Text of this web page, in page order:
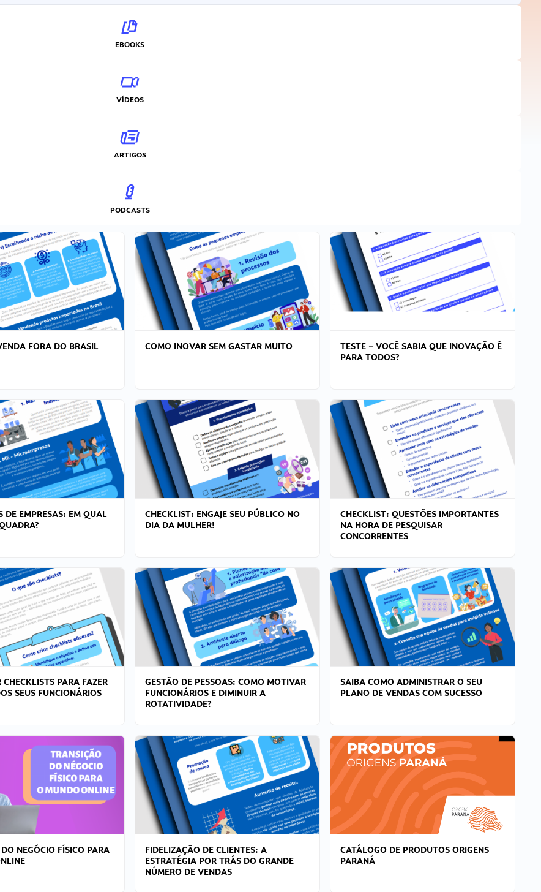
EBOOKS
VÍDEOS
ARTIGOS
PODCASTS
FORA DO BRASIL COMO INOVAR SEM GASTAR MUITO
TESTE – VOCÊ SABIA QUE INOVAÇÃO É
PARA TODOS?
DE EMPRESAS: EM QUAL
CHECKLIST: ENGAJE SEU PÚBLICO NO
DIA DA MULHER!
CHECKLIST: QUESTÕES IMPORTANTES
NA HORA DE PESQUISAR
CONCORRENTES
PARA FAZER
SEUS FUNCIONÁRIOS
GESTÃO DE PESSOAS: COMO MOTIVAR
FUNCIONÁRIOS E DIMINUIR A
ROTATIVIDADE?
SAIBA COMO ADMINISTRAR O SEU
PLANO DE VENDAS COM SUCESSO
NEGÓCIO FÍSICO PARA
FIDELIZAÇÃO DE CLIENTES: A
ESTRATÉGIA POR TRÁS DO GRANDE
NÚMERO DE VENDAS
CATÁLOGO DE PRODUTOS ORIGENS
PARANÁ